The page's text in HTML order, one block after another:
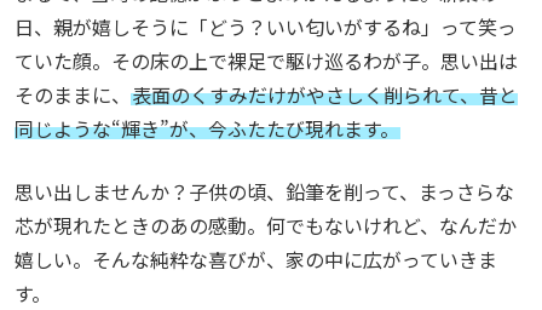
日、親が嬉しそうに「どう？いい匂いがするね」って笑っ
ていた顔。 その床の上で裸足で駆け巡るわが子。 思い出は
そのままに、 表面のくすみだけがやさしく削られて、昔と
同じような“輝き”が、今ふたたび現れます。
思い出しませんか？ 子供の頃、鉛筆を削って、まっさらな
芯が現れたときのあの感動。 何でもないけれど、なんだか
嬉しい。そんな純粋な喜びが、家の中に広がっていきま
す。